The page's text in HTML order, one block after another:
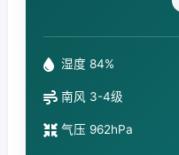
湿度 84%
南风 3-4级
气压 962hPa